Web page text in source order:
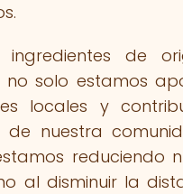
ingredientes de
no solo estamos
locales y
de nuestra
reduciendo
al disminuir la